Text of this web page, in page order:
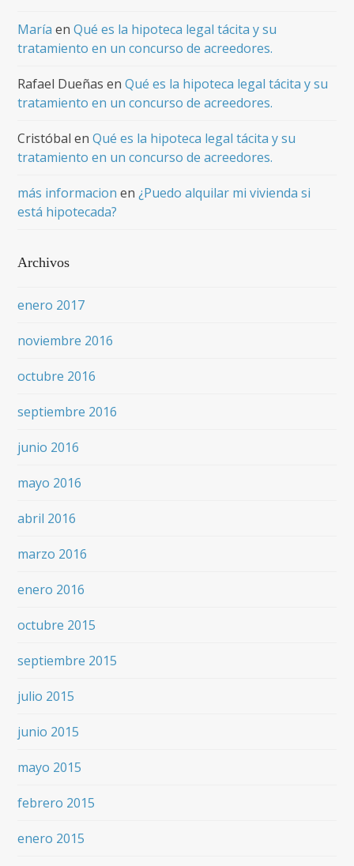
María enQué es la hipoteca legal tácita y su
tratamiento en un concurso de acreedores.
Rafael Dueñas enQué es la hipoteca legal tácita y su
tratamiento en un concurso de acreedores.
Cristóbal enQué es la hipoteca legal tácita y su
tratamiento en un concurso de acreedores.
más informacion en¿Puedo alquilar mi vivienda si
está hipotecada?
Archivos
enero 2017
noviembre 2016
octubre 2016
septiembre 2016
junio 2016
mayo 2016
abril 2016
marzo 2016
enero 2016
octubre 2015
septiembre 2015
julio 2015
junio 2015
mayo 2015
febrero 2015
enero 2015